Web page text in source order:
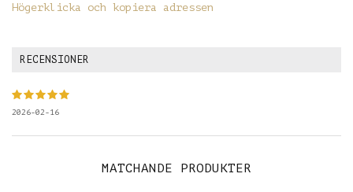
Högerklicka och kopiera adressen
RECENSIONER
2026-02-16
MATCHANDE PRODUKTER